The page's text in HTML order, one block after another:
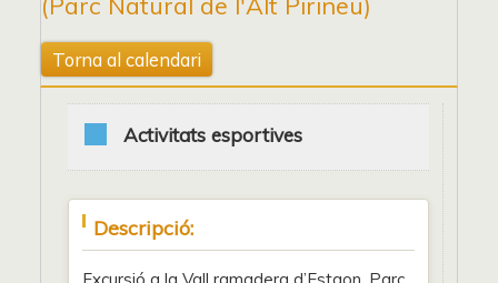
Torna al calendari
Activitats esportives
Descripció: